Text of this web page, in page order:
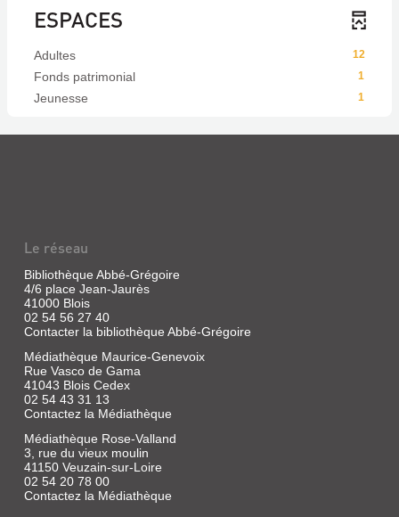
ESPACES
12
Adultes
1
Fonds patrimonial
1
Jeunesse
Le réseau
Bibliothèque Abbé-Grégoire
4/6 place Jean-Jaurès
41000 Blois
02 54 56 27 40
Contacter la bibliothèque Abbé-Grégoire
Médiathèque Maurice-Genevoix
Rue Vasco de Gama
41043 Blois Cedex
02 54 43 31 13
Contactez la Médiathèque
Médiathèque Rose-Valland
3, rue du vieux moulin
41150 Veuzain-sur-Loire
02 54 20 78 00
Contactez la Médiathèque